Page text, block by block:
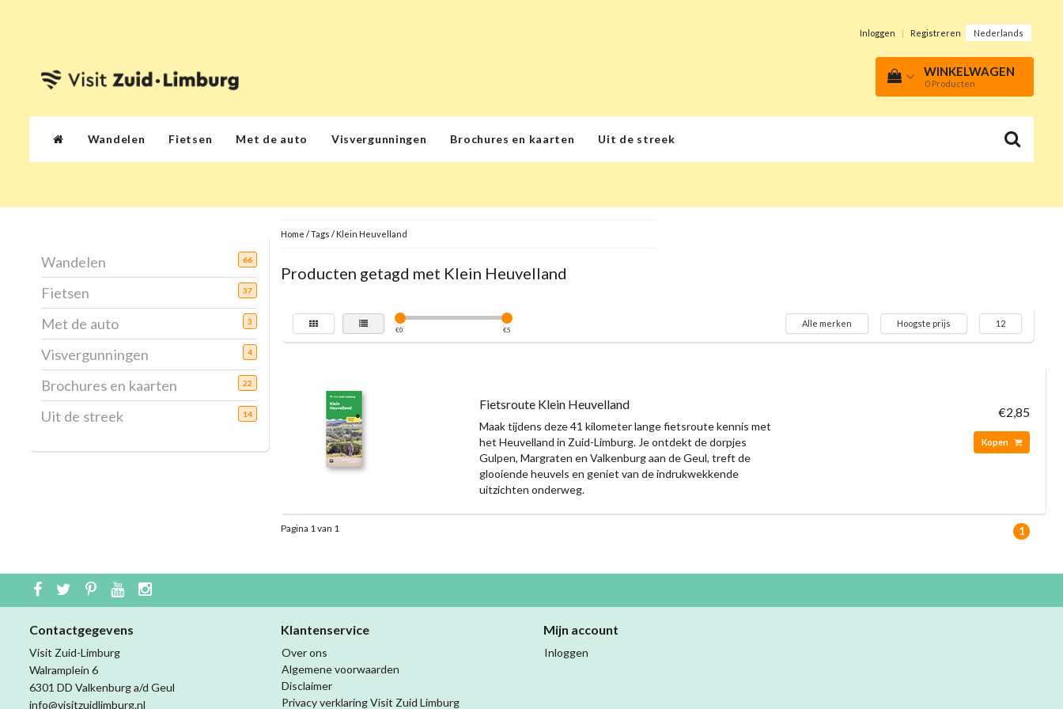
Inloggen | Registreren Nederlands
WINKELWAGEN
0 Producten
Wandelen Fietsen Met de auto Visvergunningen Brochures en kaarten Uit de streek
Wandelen 66
Fietsen 37
Met de auto 3
Visvergunningen 4
Brochures en kaarten 22
Uit de streek 14
Home /Tags / Klein Heuvelland
Producten getagd met Klein Heuvelland
€0 €5
Alle merken Hoogste prijs 12
Fietsroute Klein Heuvelland
Maak tijdens deze 41 kilometer lange fietsroute kennis met
het Heuvelland in Zuid-Limburg. Je ontdekt de dorpjes
Gulpen, Margraten en Valkenburg aan de Geul, treft de
glooiende heuvels en geniet van de indrukwekkende
uitzichten onderweg.
€2,85
Kopen
Pagina 1 van 1 1
Contactgegevens
Visit Zuid-Limburg
Walramplein 6
6301 DD Valkenburg a/d Geul
info@visitzuidlimburg.nl
Klantenservice
Over ons
Algemene voorwaarden
Disclaimer
Privacy verklaring Visit Zuid Limburg
Mijn account
Inloggen